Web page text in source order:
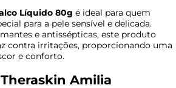
Líquido 80g é ideal para quem
para a pele sensível e delicada.
e antissépticas, este produto
contra irritações, proporcionando uma
e conforto.
Amilia